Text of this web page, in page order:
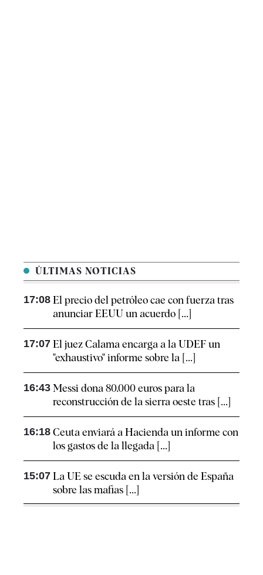
ÚLTIMAS NOTICIAS
17:08 El precio del petróleo cae con fuerza tras
anunciar EEUU un acuerdo [...]
17:07 El juez Calama encarga a la UDEF un
"exhaustivo" informe sobre la [...]
16:43 Messi dona 80.000 euros para la
reconstrucción de la sierra oeste tras [...]
16:18 Ceuta enviará a Hacienda un informe con
los gastos de la llegada [...]
15:07 La UE se escuda en la versión de España
sobre las mafias [...]